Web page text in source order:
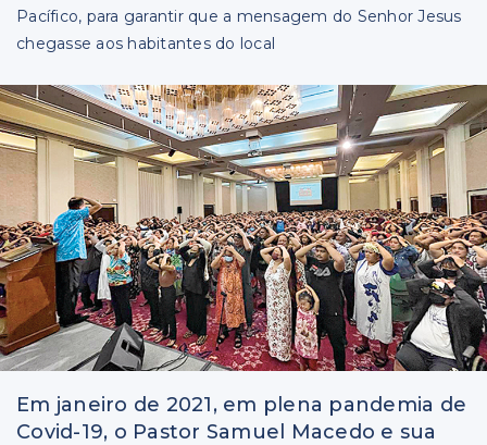
Pacífico, para garantir que a mensagem do Senhor Jesus
chegasse aos habitantes do local
Em janeiro de 2021, em plena pandemia de
Covid-19, o Pastor Samuel Macedo e sua